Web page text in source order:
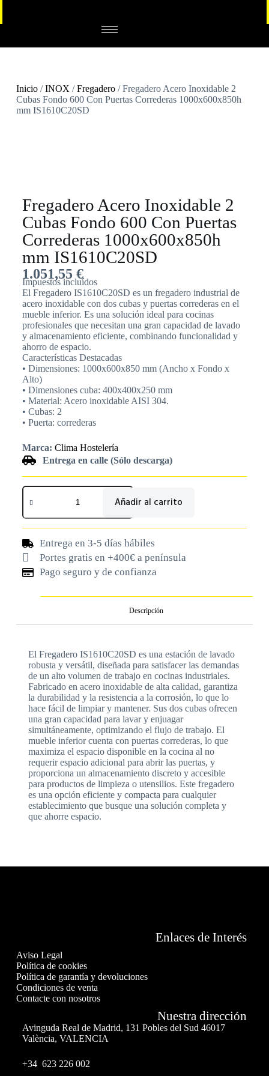
Inicio/INOX /Fregadero/ Fregadero Acero Inoxidable 2
Cubas Fondo 600 Con Puertas Correderas 1000x600x850h
mm IS1610C20SD
Fregadero Acero Inoxidable 2
Cubas Fondo 600 Con Puertas
Correderas 1000x600x850h
mm IS1610C20SD
1.051,55 €
Impuestos incluídos
El Fregadero IS1610C20SD es un fregadero industrial de
acero inoxidable con dos cubas y puertas correderas en el
mueble inferior. Es una solución ideal para cocinas
profesionales que necesitan una gran capacidad de lavado
y almacenamiento eficiente, combinando funcionalidad y
ahorro de espacio.
Características Destacadas
• Dimensiones: 1000x600x850 mm (Ancho x Fondo x
Alto)
• Dimensiones cuba: 400x400x250 mm
• Material: Acero inoxidable AISI 304.
• Cubas: 2
• Puerta: correderas
Marca: Clima Hostelería
Entrega en calle (Sólo descarga)
Añadir al carrito
Entrega en 3-5 días hábiles
Portes gratis en +400€ a península
Pago seguro y de confianza
Descripción
El Fregadero IS1610C20SD es una estación de lavado
robusta y versátil, diseñada para satisfacer las demandas
de un alto volumen de trabajo en cocinas industriales.
Fabricado en acero inoxidable de alta calidad, garantiza
la durabilidad y la resistencia a la corrosión, lo que lo
hace fácil de limpiar y mantener. Sus dos cubas ofrecen
una gran capacidad para lavar y enjuagar
simultáneamente, optimizando el flujo de trabajo. El
mueble inferior cuenta con puertas correderas, lo que
maximiza el espacio disponible en la cocina al no
requerir espacio adicional para abrir las puertas, y
proporciona un almacenamiento discreto y accesible
para productos de limpieza o utensilios. Este fregadero
es una opción eficiente y compacta para cualquier
establecimiento que busque una solución completa y
que ahorre espacio.
Enlaces de Interés
Aviso Legal
Política de cookies
Política de garantía y devoluciones
Condiciones de venta
Contacte con nosotros
Nuestra dirección
Avinguda Real de Madrid, 131 Pobles del Sud 46017
València, VALENCIA
+34 623 226 002